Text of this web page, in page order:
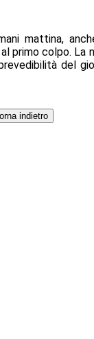
mattina,
primo colpo. La
del